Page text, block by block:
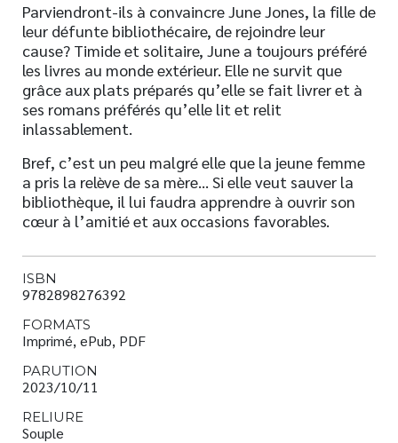
Parviendront-ils à convaincre June Jones, la fille de
leur défunte bibliothécaire, de rejoindre leur
cause? Timide et solitaire, June a toujours préféré
les livres au monde extérieur. Elle ne survit que
grâce aux plats préparés qu’elle se fait livrer et à
ses romans préférés qu’elle lit et relit
inlassablement.
Bref, c’est un peu malgré elle que la jeune femme
a pris la relève de sa mère… Si elle veut sauver la
bibliothèque, il lui faudra apprendre à ouvrir son
cœur à l’amitié et aux occasions favorables.
ISBN
9782898276392
FORMATS
Imprimé, ePub, PDF
PARUTION
2023/10/11
RELIURE
Souple